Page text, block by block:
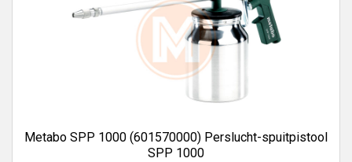
Metabo SPP 1000 (601570000) Perslucht-spuitpistool
SPP 1000